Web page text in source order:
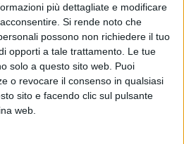
più dettagliate e modificare
Si rende noto che
possono non richiedere il tuo
opporti a tale trattamento. Le tue
solo a questo sito web. Puoi
o revocare il consenso in qualsiasi
sito e facendo clic sul pulsante
web.
di ogni cosa (Radio